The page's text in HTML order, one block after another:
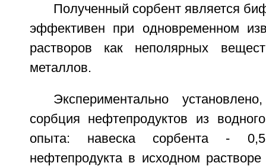
Полученный сорбент является
эффективен при одновременном
растворов как неполярных
металлов.
Экспериментально
сорбция нефтепродуктов из
опыта: навеска сорбента - 0,5
нефтепродукта в исходном